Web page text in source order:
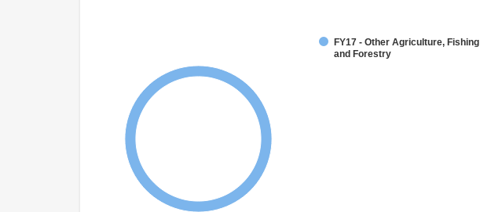
FY17 - Other Agriculture, Fishing
and Forestry